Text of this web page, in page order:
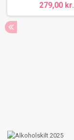
279,00 kr.